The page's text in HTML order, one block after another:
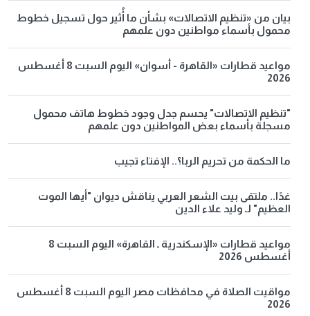
بيان من «تنظيم الاتصالات» بشأن ما أُثير حول تسجيل خطوط
محمول بأسماء مواطنين دون علمهم
مواعيد قطارات «القاهرة - أسوان» اليوم السبت 8 أغسطس
2026
"تنظيم الاتصالات" يحسم جدل وجود خطوط هاتف محمول
مسجلة بأسماء بعض المواطنين دون علمهم
ما الحكمة من تحريم الربا؟.. الإفتاء تجيب
غدًا.. ملتقى بيت الشعر العربي يناقش ديوان "أيها الموت
العظيم" لـ وليد علاء الدين
مواعيد قطارات «الإسكندرية ـ القاهرة» اليوم السبت 8
أغسطس 2026
مواقيت الصلاة في محافظات مصر اليوم السبت 8 أغسطس
2026